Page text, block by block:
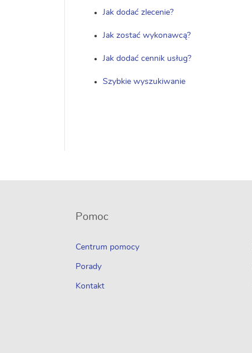
Jak dodać zlecenie?
Jak zostać wykonawcą?
Jak dodać cennik usług?
Szybkie wyszukiwanie
Pomoc
Centrum pomocy
Porady
Kontakt